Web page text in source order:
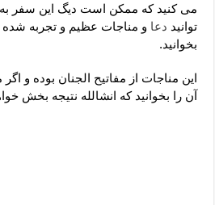
دعای قوی رفع ترس – دعای مجرب برای
دعا برای پولدار شدن در یک روز –
می کنید که ممکن است دیگ این سفر به
توانید دعا و مناجات عظیم و تجربه شده
بخوانید.
این مناجات از مفاتیح الجنان بوده و
آن را بخوانید که انشالله نتیجه بخش